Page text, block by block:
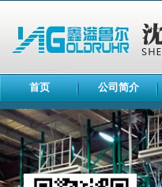
首页 公司简介